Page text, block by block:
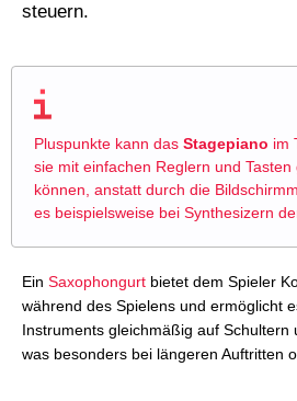
steuern.
Pluspunkte kann das Stagepiano im
sie mit einfachen Reglern und
können, anstatt durch die
es beispielsweise bei Synthesizern
Ein Saxophongurt bietet dem Spieler
während des Spielens und ermöglicht
Instruments gleichmäßig auf Schultern
was besonders bei längeren Auftritten